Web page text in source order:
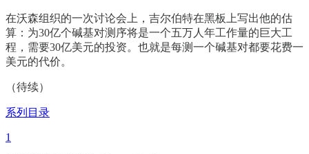
在沃森组织的一次讨论会上，吉尔伯特在黑板上写出他的估
算：为30亿个碱基对测序将是一个五万人年工作量的巨大工
程，需要30亿美元的投资。也就是每测一个碱基对都要花费一
美元的代价。
（待续）
系列目录
1